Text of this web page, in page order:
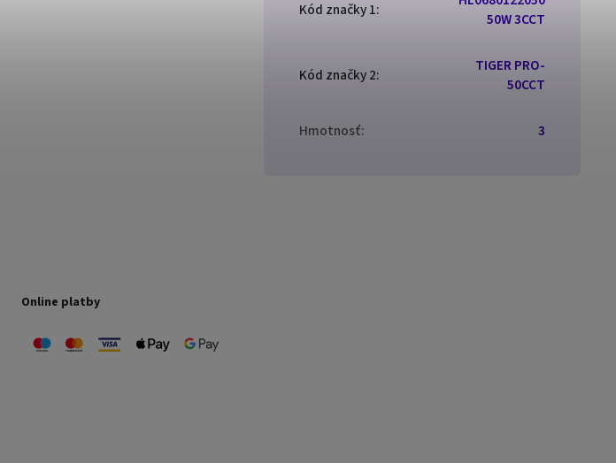
Kód značky 1:
50W 3CCT
Kód značky 2:
TIGER PRO-
50CCT
Hmotnosť: 3
Online platby